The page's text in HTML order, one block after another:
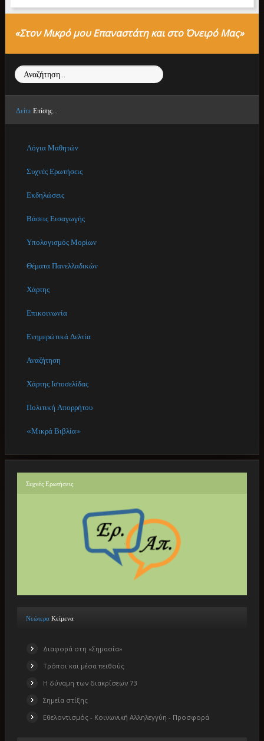
«Στον Μικρό μου Επαναστάτη και στο Όνειρό Μας»
Αναζήτηση...
Δείτε Επίσης...
Λόγια Μαθητών
Συχνές Ερωτήσεις
Εκδηλώσεις
Βάσεις Εισαγωγής
Υπολογισμός Μορίων
Θέματα Πανελλαδικών
Χάρτης
Επικοινωνία
Ενημερώτικά Δελτία
Αναζήτηση
Χάρτης Ιστοσελίδας
Πολιτική Απορρήτου
«Μικρά Βιβλία»
Συχνές Ερωτήσεις
Νεώτερα Κείμενα
Διαφορά στη «Σημασία»
Τρόποι και μέσα πειθούς
Η δύναμη των διακρίσεων 73
Σημεία στίξης
Εθελοντισμός - Κοινωνική Αλληλεγγύη - Προσφορά